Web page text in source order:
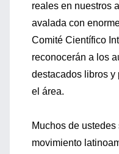
reales en nuestros
avalada con
Comité Científico
reconocerán a los
destacados libros
el área.
Muchos de ustedes
movimiento